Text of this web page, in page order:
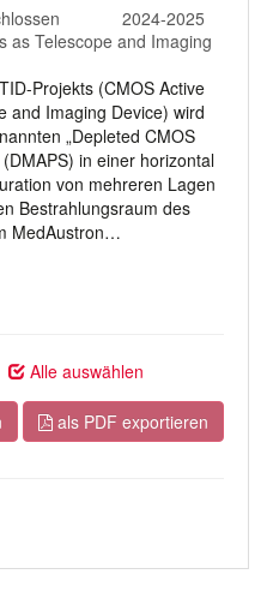
2024-2025
as Telescope and Imaging
Projekts (CMOS Active
and Imaging Device) wird
„Depleted CMOS
in einer horizontal
von mehreren Lagen
Bestrahlungsraum des
MedAustron…
Alle auswählen
als PDF exportieren